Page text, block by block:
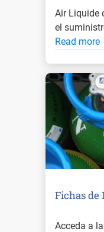
Air Liquide
el
Read more
Fichas de
Acceda a